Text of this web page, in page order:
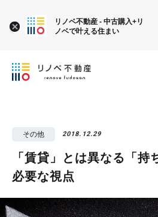
その他 2018.12.29
「賃貸」とは異なる「持
必要な視点
リノベ不動産 - 中古購入+リ
ノベで叶える住まい